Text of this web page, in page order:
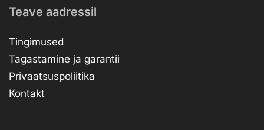
Teave aadressil
Tingimused
Tagastamine ja garantii
Privaatsuspoliitika
Kontakt